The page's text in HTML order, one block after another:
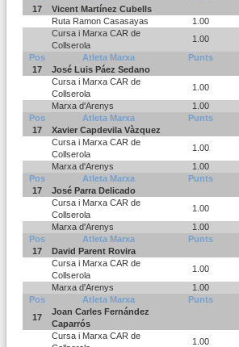
17
Vicent Martínez Cubells
Ruta Ramon Casasayas
1.00
Cursa i Marxa CAR de
Collserola
1.00
Pos
Atleta Marxa Punts
17
José Luis Páez Sedano
Cursa i Marxa CAR de
Collserola
1.00
Marxa d'Arenys
1.00
Pos
Atleta Marxa Punts
17
Xavier Capdevila Vàzquez
Cursa i Marxa CAR de
Collserola
1.00
Marxa d'Arenys
1.00
Pos
Atleta Marxa Punts
17
José Parra Delicado
Cursa i Marxa CAR de
Collserola
1.00
Marxa d'Arenys
1.00
Pos
Atleta Marxa Punts
17
David Parent Rovira
Cursa i Marxa CAR de
Collserola
1.00
Marxa d'Arenys
1.00
Pos
Atleta Marxa Punts
17
Joan Carles Fernández
Caparrós
Cursa i Marxa CAR de
1.00